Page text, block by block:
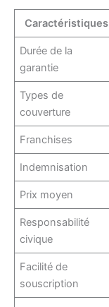
Caractéristiques
Durée de la
garantie
Types de
couverture
Franchises
Indemnisation
Prix moyen
Responsabilité
civique
Facilité de
souscription